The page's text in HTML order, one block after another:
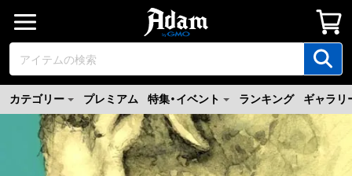
カテゴリー プレミアム 特集・イベント ランキング ギャラリ